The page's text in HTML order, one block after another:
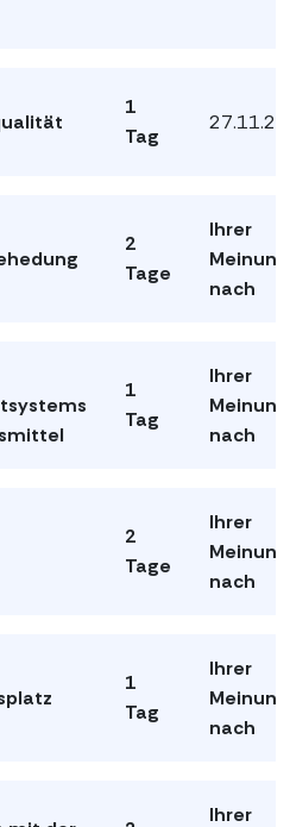
1
Tag
2
Tage
Ihrer
Meinung
nach
1
Tag
Ihrer
Meinung
nach
2
Tage
Ihrer
Meinung
nach
1
Tag
Ihrer
Meinung
nach
Ihrer